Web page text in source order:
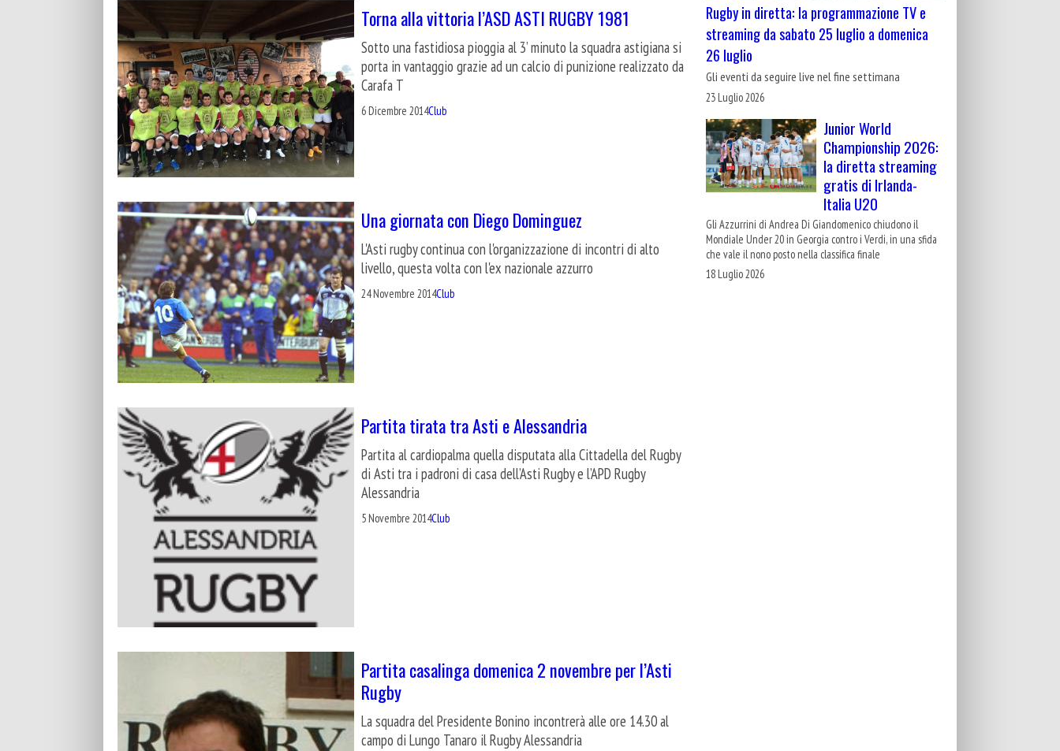
Torna alla vittoria l’ASD ASTI RUGBY 1981
Sotto una fastidiosa pioggia al 3’ minuto la squadra astigiana si
porta in vantaggio grazie ad un calcio di punizione realizzato da
Carafa T
6 Dicembre 2014Club
Una giornata con Diego Dominguez
L'Asti rugby continua con l'organizzazione di incontri di alto
livello, questa volta con l'ex nazionale azzurro
24 Novembre 2014Club
Partita tirata tra Asti e Alessandria
Partita al cardiopalma quella disputata alla Cittadella del Rugby
di Asti tra i padroni di casa dell’Asti Rugby e l’APD Rugby
Alessandria
5 Novembre 2014Club
Partita casalinga domenica 2 novembre per l’Asti
Rugby
La squadra del Presidente Bonino incontrerà alle ore 14.30 al
campo di Lungo Tanaro il Rugby Alessandria
Rugby in diretta: la programmazione TV e
streaming da sabato 25 luglio a domenica
26 luglio
Gli eventi da seguire live nel fine settimana
23 Luglio 2026
Junior World
Championship 2026:
la diretta streaming
gratis di Irlanda-
Italia U20
Gli Azzurrini di Andrea Di Giandomenico chiudono il
Mondiale Under 20 in Georgia contro i Verdi, in una sfida
che vale il nono posto nella classifica finale
18 Luglio 2026